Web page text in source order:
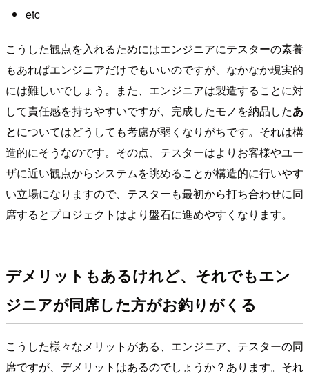
etc
こうした観点を入れるためにはエンジニアにテスターの素養
もあればエンジニアだけでもいいのですが、なかなか現実的
には難しいでしょう。また、エンジニアは製造することに対
して責任感を持ちやすいですが、完成したモノを納品したあ
とについてはどうしても考慮が弱くなりがちです。それは構
造的にそうなのです。その点、テスターはよりお客様やユー
ザに近い観点からシステムを眺めることが構造的に行いやす
い立場になりますので、テスターも最初から打ち合わせに同
席するとプロジェクトはより盤石に進めやすくなります。
デメリットもあるけれど、それでもエン
ジニアが同席した方がお釣りがくる
こうした様々なメリットがある、エンジニア、テスターの同
席ですが、デメリットはあるのでしょうか？あります。それ